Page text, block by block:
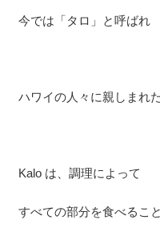
今では「タロ」と呼ばれ
ハワイの人々に親しまれ
Kalo は、調理によって
すべての部分を食べるこ